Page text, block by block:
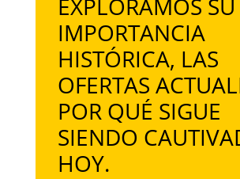
EXPLORAMOS SU
IMPORTANCIA
HISTÓRICA, LAS
OFERTAS
POR QUÉ SIGUE
SIENDO
HOY.